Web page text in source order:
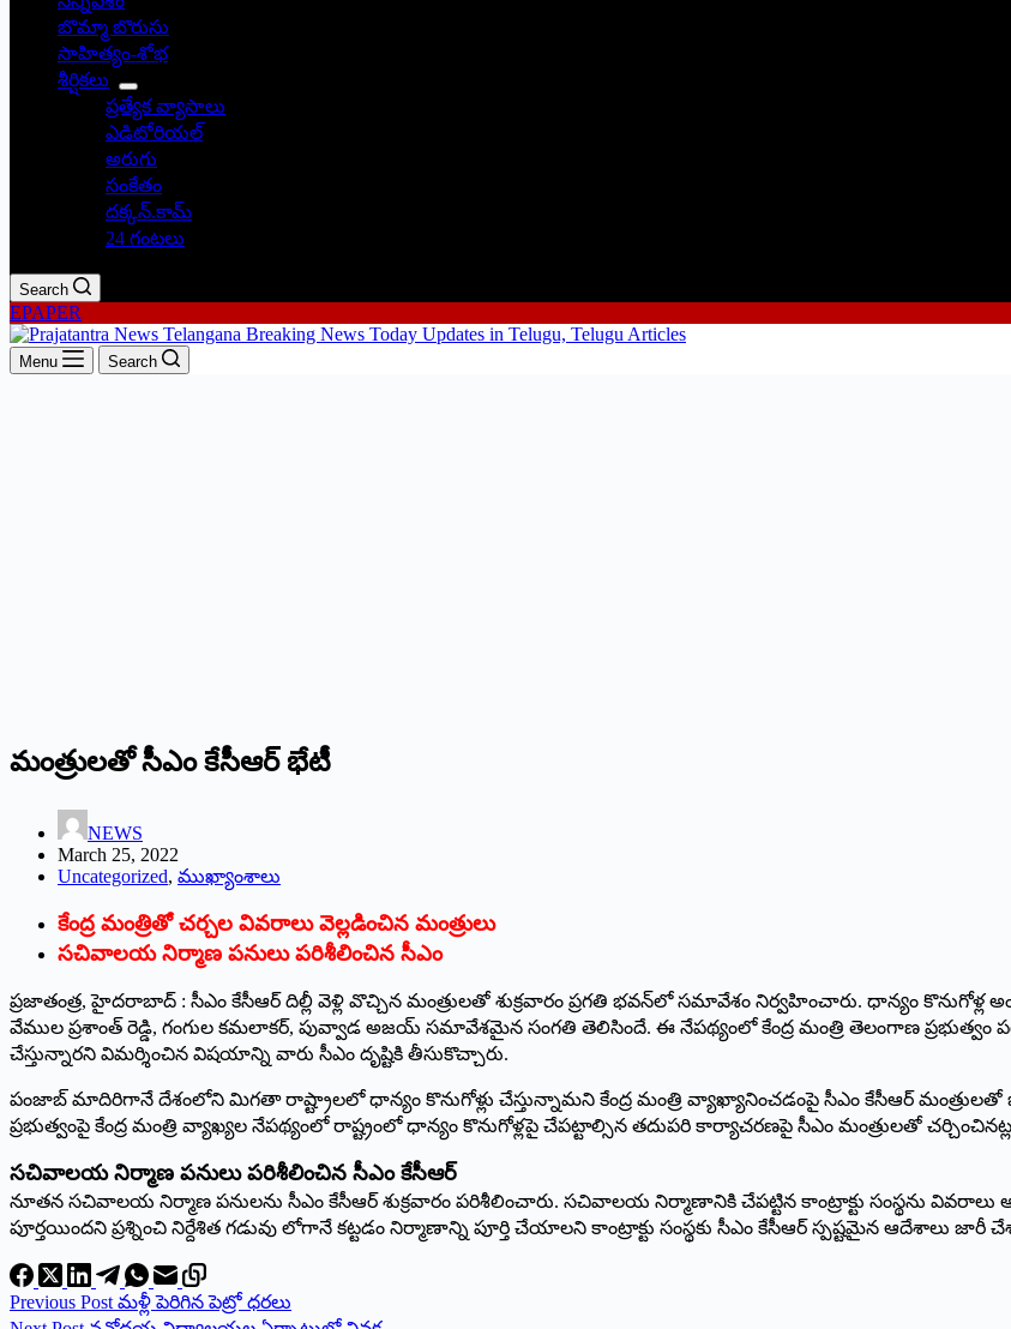
బొమ్మా బొరుసు
సాహిత్యం-శోభ
శీర్షికలు
ప్రత్యేక వ్యాసాలు
ఎడిటోరియల్
అరుగు
సంకేతం
దక్కన్.కామ్
24 గంటలు
Search
EPAPER
Menu Search
మంత్రులతో సీఎం కేసీఆర్‌ ‌భేటీ
NEWS
March 25, 2022
Uncategorized, ముఖ్యాంశాలు
కేంద్ర మంత్రితో చర్చల వివరాలు వెల్లడించిన మంత్రులు
సచివాలయ నిర్మాణ పనులు పరిశీలించిన సీఎం
ప్రజాతంత్ర, హైదరాబాద్‌ : ‌సీఎం కేసీఆర్‌ ‌దిల్లీ వెళ్లి వొచ్చిన మంత్రులతో శుక్రవారం ప్రగతి భవన్‌లో సమావేశం నిర్వహించారు. ధాన్యం కొనుగోళ్ల
వేముల ప్రశాంత్‌ ‌రెడ్డి, గంగుల కమలాకర్‌, ‌పువ్వాడ అజయ్‌ ‌సమావేశమైన సంగతి తెలిసిందే. ఈ నేపథ్యంలో కేంద్ర మంత్రి తెలంగాణ ప్రభుత్వం
చేస్తున్నారని విమర్శించిన విషయాన్ని వారు సీఎం దృష్టికి తీసుకొచ్చారు.
పంజాబ్‌ ‌మాదిరిగానే దేశంలోని మిగతా రాష్ట్రాలలో ధాన్యం కొనుగోళ్లు చేస్తున్నామని కేంద్ర మంత్రి వ్యాఖ్యానించడంపై సీఎం కేసీఆర్‌ ‌మంత్రులతో
‌ప్రభుత్వంపై కేంద్ర మంత్రి వ్యాఖ్యల నేపథ్యంలో రాష్ట్రంలో ధాన్యం కొనుగోళ్లపై చేపట్టాల్సిన తదుపరి కార్యాచరణపై సీఎం మంత్రులతో
సచివాలయ నిర్మాణ పనులు పరిశీలించిన సీఎం కేసీఆర్‌
‌నూతన సచివాలయ నిర్మాణ పనులను సీఎం కేసీఆర్‌ ‌శుక్రవారం పరిశీలించారు. సచివాలయ నిర్మాణానికి చేపట్టిన కాంట్రాక్టు సంస్థను వివరాలు
పూర్తయిందని ప్రశ్నించి నిర్దేశిత గడువు లోగానే కట్టడం నిర్మాణాన్ని పూర్తి చేయాలని కాంట్రాక్టు సంస్థకు సీఎం కేసీఆర్‌ ‌స్పష్టమైన ఆదేశాలు జారీ
Previous Post మళ్లీ పెరిగిన పెట్రో ధరలు